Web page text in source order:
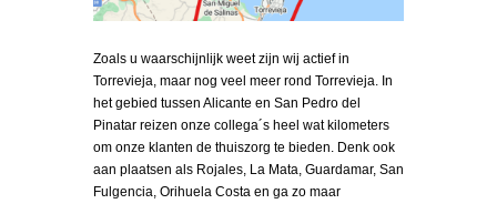
Zoals u waarschijnlijk weet zijn wij actief in
Torrevieja, maar nog veel meer rond Torrevieja. In
het gebied tussen Alicante en San Pedro del
Pinatar reizen onze collega´s heel wat kilometers
om onze klanten de thuiszorg te bieden. Denk ook
aan plaatsen als Rojales, La Mata, Guardamar, San
Fulgencia, Orihuela Costa en ga zo maar